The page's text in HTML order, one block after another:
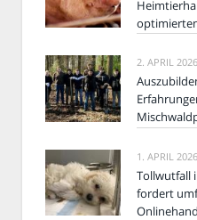
2. APRIL 2026
1. APRIL 2026
Tollwutfall
fordert